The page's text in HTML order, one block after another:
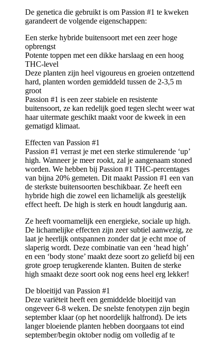
De genetica die gebruikt is om Passion #1 te kweken
garandeert de volgende eigenschappen:
Een sterke hybride buitensoort met een zeer hoge
opbrengst
Potente toppen met een dikke harslaag en een hoog
THC-level
Deze planten zijn heel vigoureus en groeien ontzettend
hard, planten worden gemiddeld tussen de 2-3,5 m
groot
Passion #1 is een zeer stabiele en resistente
buitensoort, ze kan redelijk goed tegen slecht weer wat
haar uitermate geschikt maakt voor de kweek in een
gematigd klimaat.
Effecten van Passion #1
Passion #1 verrast je met een sterke stimulerende ‘up’
high. Wanneer je meer rookt, zal je aangenaam stoned
worden. We hebben bij Passion #1 THC-percentages
van bijna 20% gemeten. Dit maakt Passion #1 een van
de sterkste buitensoorten beschikbaar. Ze heeft een
hybride high die zowel een lichamelijk als geestelijk
effect heeft. De high is sterk en houdt langdurig aan.
Ze heeft voornamelijk een energieke, sociale up high.
De lichamelijke effecten zijn zeer subtiel aanwezig, ze
laat je heerlijk ontspannen zonder dat je echt moe of
slaperig wordt. Deze combinatie van een ‘head high’
en een ‘body stone’ maakt deze soort zo geliefd bij een
grote groep terugkerende klanten. Buiten de sterke
high smaakt deze soort ook nog eens heel erg lekker!
De bloeitijd van Passion #1
Deze variëteit heeft een gemiddelde bloeitijd van
ongeveer 6-8 weken. De snelste fenotypen zijn begin
september klaar (op het noordelijk halfrond). De iets
langer bloeiende planten hebben doorgaans tot eind
september/begin oktober nodig om volledig af te